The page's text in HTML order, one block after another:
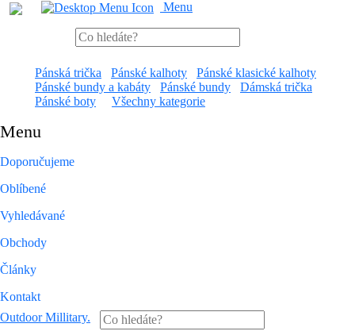
Menu
Pánská trička Pánské kalhoty
Pánské klasické kalhoty
Pánské bundy a kabáty
Pánské bundy
Dámská trička
Pánské boty
Všechny kategorie
Menu
Doporučujeme
Oblíbené
Vyhledávané
Obchody
Články
Kontakt
Outdoor Millitary.